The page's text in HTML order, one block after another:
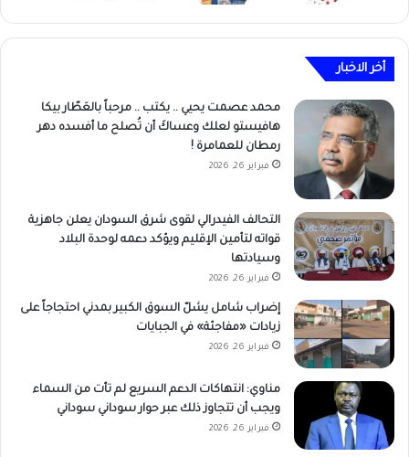
أخر الاخبار
محمد عصمت يحيي .. يكتب .. مرحباً بالعَطّار بيكا
هافيستو لعلك وعساكَ أن تُصلح ما أفسده دهر
رمطان للعمامرة !
فبراير 26, 2026
التحالف الفيدرالي لقوى شرق السودان يعلن جاهزية
قواته لتأمين الإقليم ويؤكد دعمه لوحدة البلاد
وسيادتها
فبراير 26, 2026
إضراب شامل يشلّ السوق الكبير بمدني احتجاجاً على
زيادات «مفاجئة» في الجبايات
فبراير 26, 2026
مناوي: انتهاكات الدعم السريع لم تأت من السماء
ويجب أن تتجاوز ذلك عبر حوار سوداني سوداني
فبراير 26, 2026